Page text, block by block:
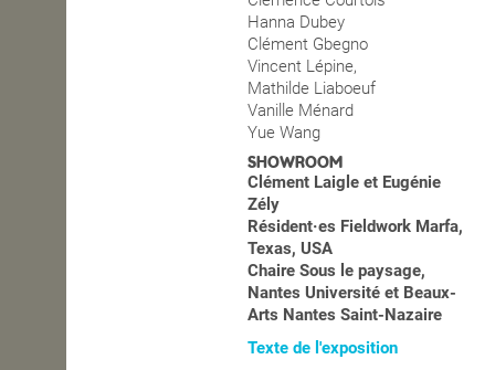
Hanna Dubey
Clément Gbegno
Vincent Lépine,
Mathilde Liaboeuf
Vanille Ménard
Yue Wang
SHOWROOM
Clément Laigle et Eugénie
Zély
Résident·es Fieldwork Marfa,
Texas, USA
Chaire Sous le paysage,
Nantes Université et Beaux-
Arts Nantes Saint-Nazaire
Texte de l'exposition